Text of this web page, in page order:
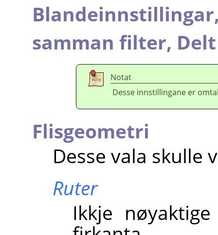
samman filter,
Notat
Desse innstillingane er
Flisgeometri
Desse vala skulle
Ruter
Ikkje